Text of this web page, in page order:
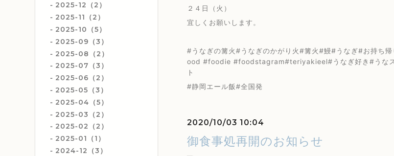
2025-12（2）
2025-11（2）
2025-10（5）
2025-09（3）
2025-08（2）
2025-07（3）
2025-06（2）
2025-05（3）
2025-04（5）
2025-03（2）
2025-02（2）
2025-01（1）
2024-12（3）
２４日（火）
宜しくお願いします。
#うなぎの篝火#うなぎのかがり火#篝火#鰻#うなぎ#お持ち
ood #foodie #foodstagram#teriyakieel#うなぎ好き#うな
ト
#静岡エール飯#全国発
2020/10/03 10:04
御食事処再開のお知らせ